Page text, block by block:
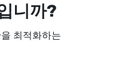
니까?
최적화하는